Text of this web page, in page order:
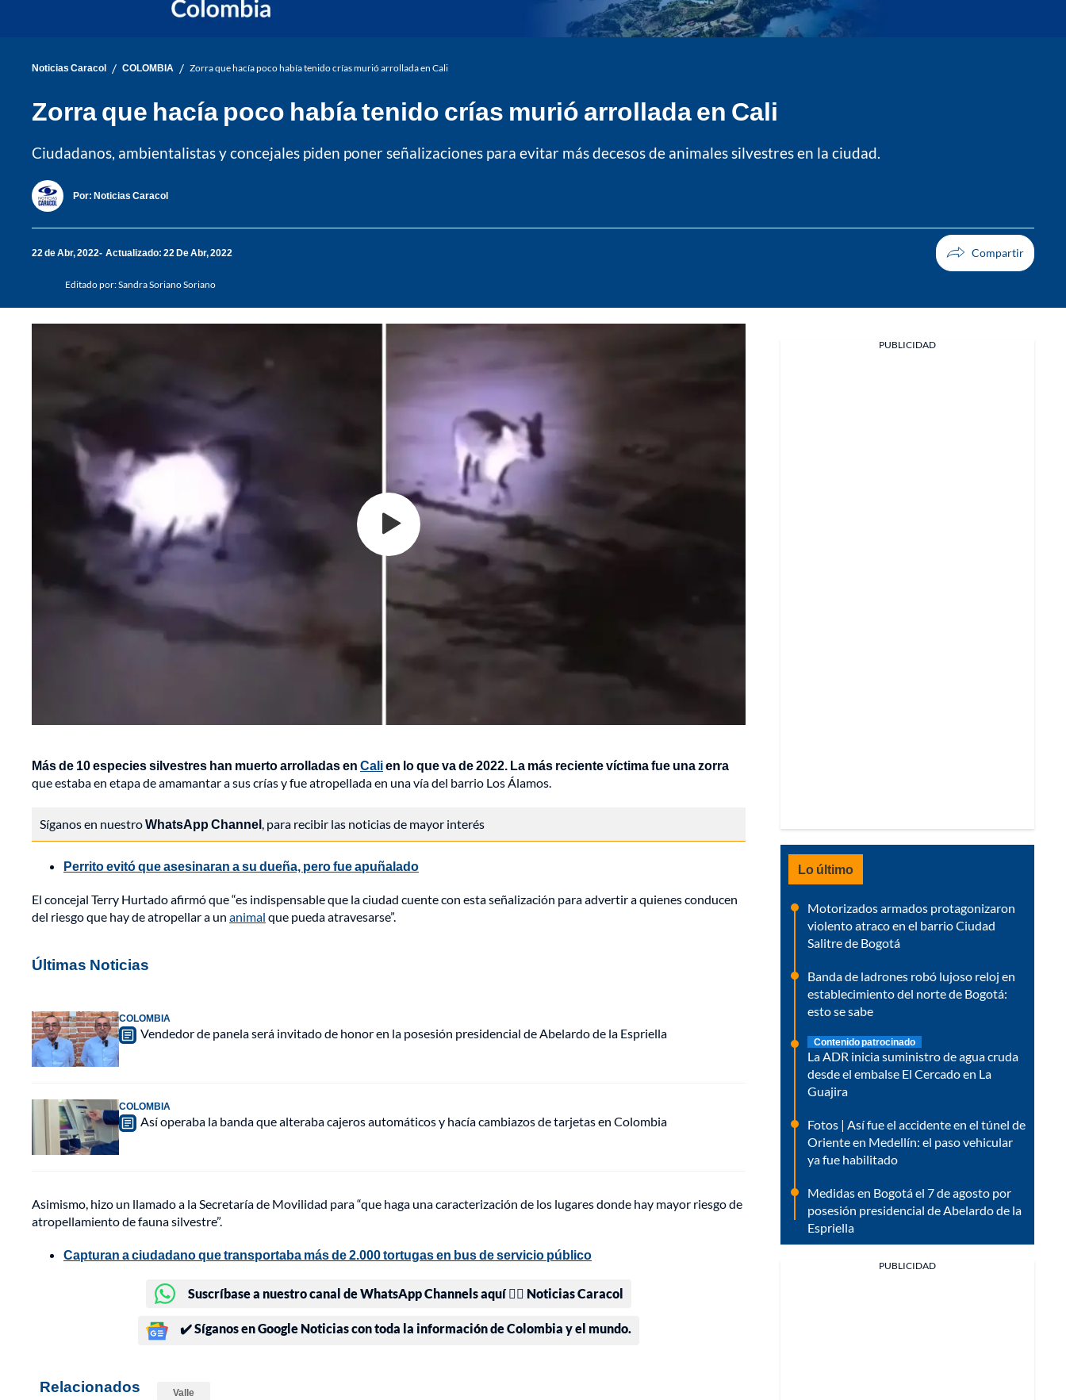
Noticias Caracol / COLOMBIA / Zorra que hacía poco había tenido crías murió arrollada en Cali
Zorra que hacía poco había tenido crías murió arrollada en Cali
Ciudadanos, ambientalistas y concejales piden poner señalizaciones para evitar más decesos de animales silvestres en la ciudad.
Por: Noticias Caracol
22 de Abr, 2022 Actualizado: 22 De Abr, 2022
Editado por:Sandra Soriano Soriano
Más de 10 especies silvestres han muerto arrolladas en Calien lo que va de 2022. La más reciente víctima fue una zorra
que estaba en etapa de amamantar a sus crías y fue atropellada en una vía del barrio Los Álamos.
Síganos en nuestroWhatsApp Channel, para recibir las noticias de mayor interés
Perrito evitó que asesinaran a su dueña, pero fue apuñalado
El concejal Terry Hurtado afirmó que “es indispensable que la ciudad cuente con esta señalización para advertir a quienes conducen
del riesgo que hay de atropellar a un animal que pueda atravesarse”.
Últimas Noticias
COLOMBIA
Vendedor de panela será invitado de honor en la posesión presidencial de Abelardo de la Espriella
COLOMBIA
Así operaba la banda que alteraba cajeros automáticos y hacía cambiazos de tarjetas en Colombia
Asimismo, hizo un llamado a la Secretaría de Movilidad para “que haga una caracterización de los lugares donde hay mayor riesgo de
atropellamiento de fauna silvestre”.
Capturan a ciudadano que transportaba más de 2.000 tortugas en bus de servicio público
Suscríbase a nuestro canal de WhatsApp Channels aquí 👉🏻 Noticias Caracol
✔️ Síganos en Google Noticias con toda la información de Colombia y el mundo.
Relacionados Valle
PUBLICIDAD
Lo último
Motorizados armados protagonizaron
violento atraco en el barrio Ciudad
Salitre de Bogotá
Banda de ladrones robó lujoso reloj en
establecimiento del norte de Bogotá:
esto se sabe
Contenido patrocinado
La ADR inicia suministro de agua cruda
desde el embalse El Cercado en La
Guajira
Fotos | Así fue el accidente en el túnel de
Oriente en Medellín: el paso vehicular
ya fue habilitado
Medidas en Bogotá el 7 de agosto por
posesión presidencial de Abelardo de la
Espriella
PUBLICIDAD